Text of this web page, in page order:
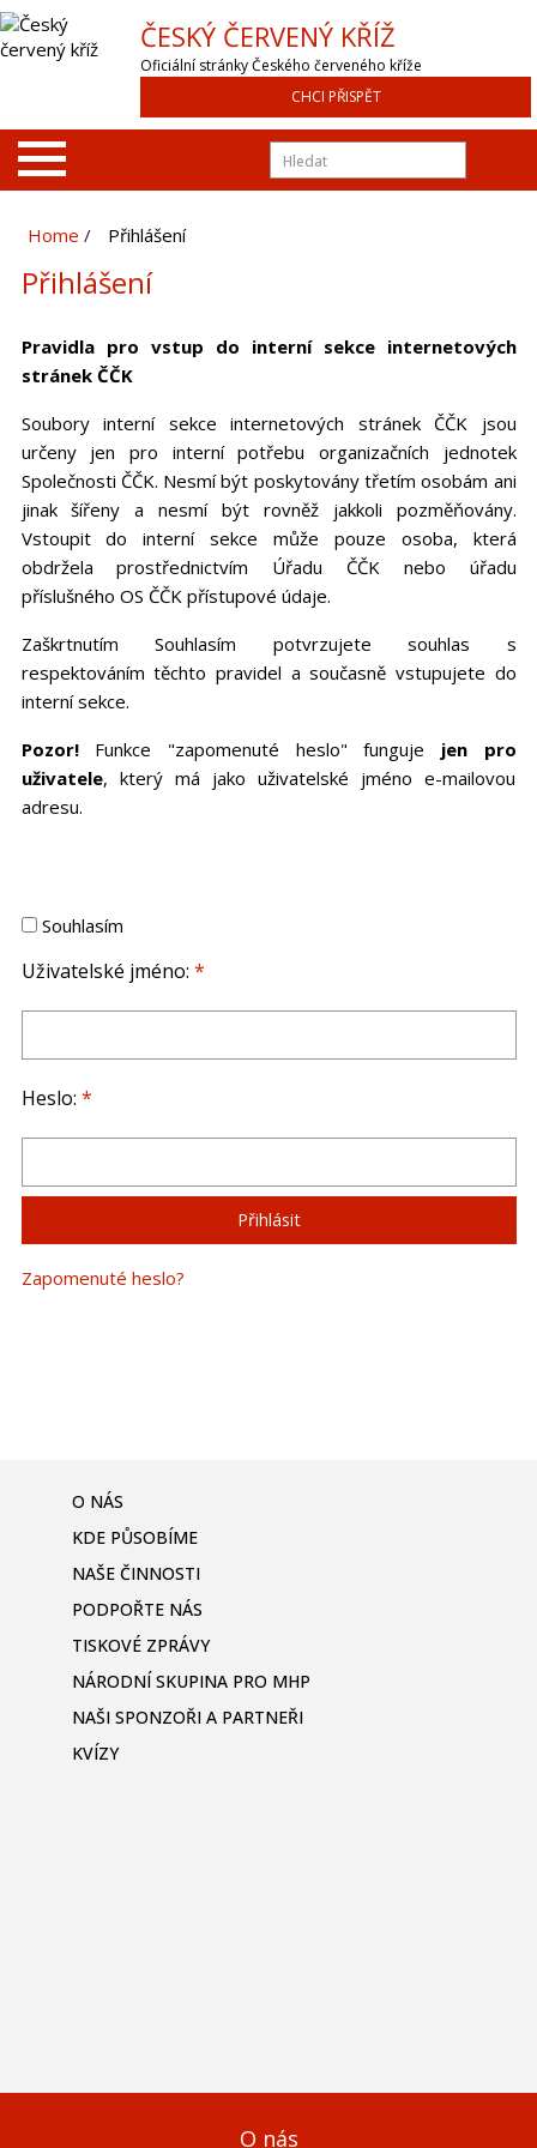
ČESKÝ ČERVENÝ KŘÍŽ
Oficiální stránky Českého červeného kříže
CHCI PŘISPĚT
Home Přihlášení
Přihlášení
Pravidla pro vstup do interní sekce internetových
stránek ČČK
Soubory interní sekce internetových stránek ČČK jsou
určeny jen pro interní potřebu organizačních jednotek
Společnosti ČČK. Nesmí být poskytovány třetím osobám ani
jinak šířeny a nesmí být rovněž jakkoli pozměňovány.
Vstoupit do interní sekce může pouze osoba, která
obdržela prostřednictvím Úřadu ČČK nebo úřadu
příslušného OS ČČK přístupové údaje.
Zaškrtnutím Souhlasím potvrzujete souhlas s
respektováním těchto pravidel a současně vstupujete do
interní sekce.
Pozor!Funkce "zapomenuté heslo" funguje jen pro
uživatele, který má jako uživatelské jméno e-mailovou
adresu.
Souhlasím
Uživatelské jméno: *
Heslo: *
Zapomenuté heslo?
O NÁS
KDE PŮSOBÍME
NAŠE ČINNOSTI
PODPOŘTE NÁS
TISKOVÉ ZPRÁVY
NÁRODNÍ SKUPINA PRO MHP
NAŠI SPONZOŘI A PARTNEŘI
KVÍZY
O nás